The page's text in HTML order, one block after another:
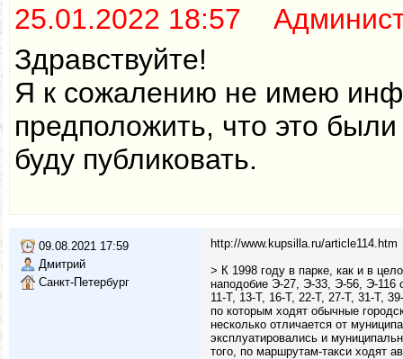
25.01.2022 18:57
Здравствуйте!
Я к сожалению не имею
предположить, что это
буду публиковать.
09.08.2021 17:59
Дмитрий
Санкт-Петербург
http://www.kupsilla.ru/article114.htm
> К 1998 году в парке, как и в
наподобие Э-27, Э-33, Э-56, Э-116
11-Т, 13-Т, 16-Т, 22-Т, 27-Т, 31-Т,
по которым ходят обычные
несколько отличается от
эксплуатировались и
того, по маршрутам-такси ходят